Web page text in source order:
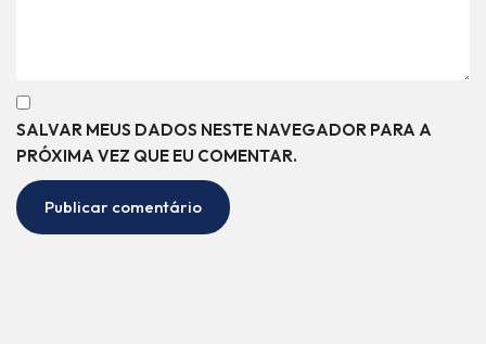
SALVAR MEUS DADOS NESTE NAVEGADOR PARA A
PRÓXIMA VEZ QUE EU COMENTAR.